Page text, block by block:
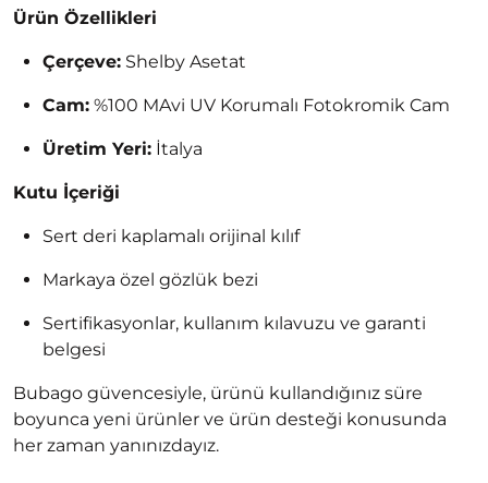
Ürün Özellikleri
Çerçeve: Shelby Asetat
Cam: %100 MAvi UV Korumalı Fotokromik Cam
Üretim Yeri: İtalya
Kutu İçeriği
Sert deri kaplamalı orijinal kılıf
Markaya özel gözlük bezi
Sertifikasyonlar, kullanım kılavuzu ve garanti
belgesi
Bubago güvencesiyle, ürünü kullandığınız süre
boyunca yeni ürünler ve ürün desteği konusunda
her zaman yanınızdayız.